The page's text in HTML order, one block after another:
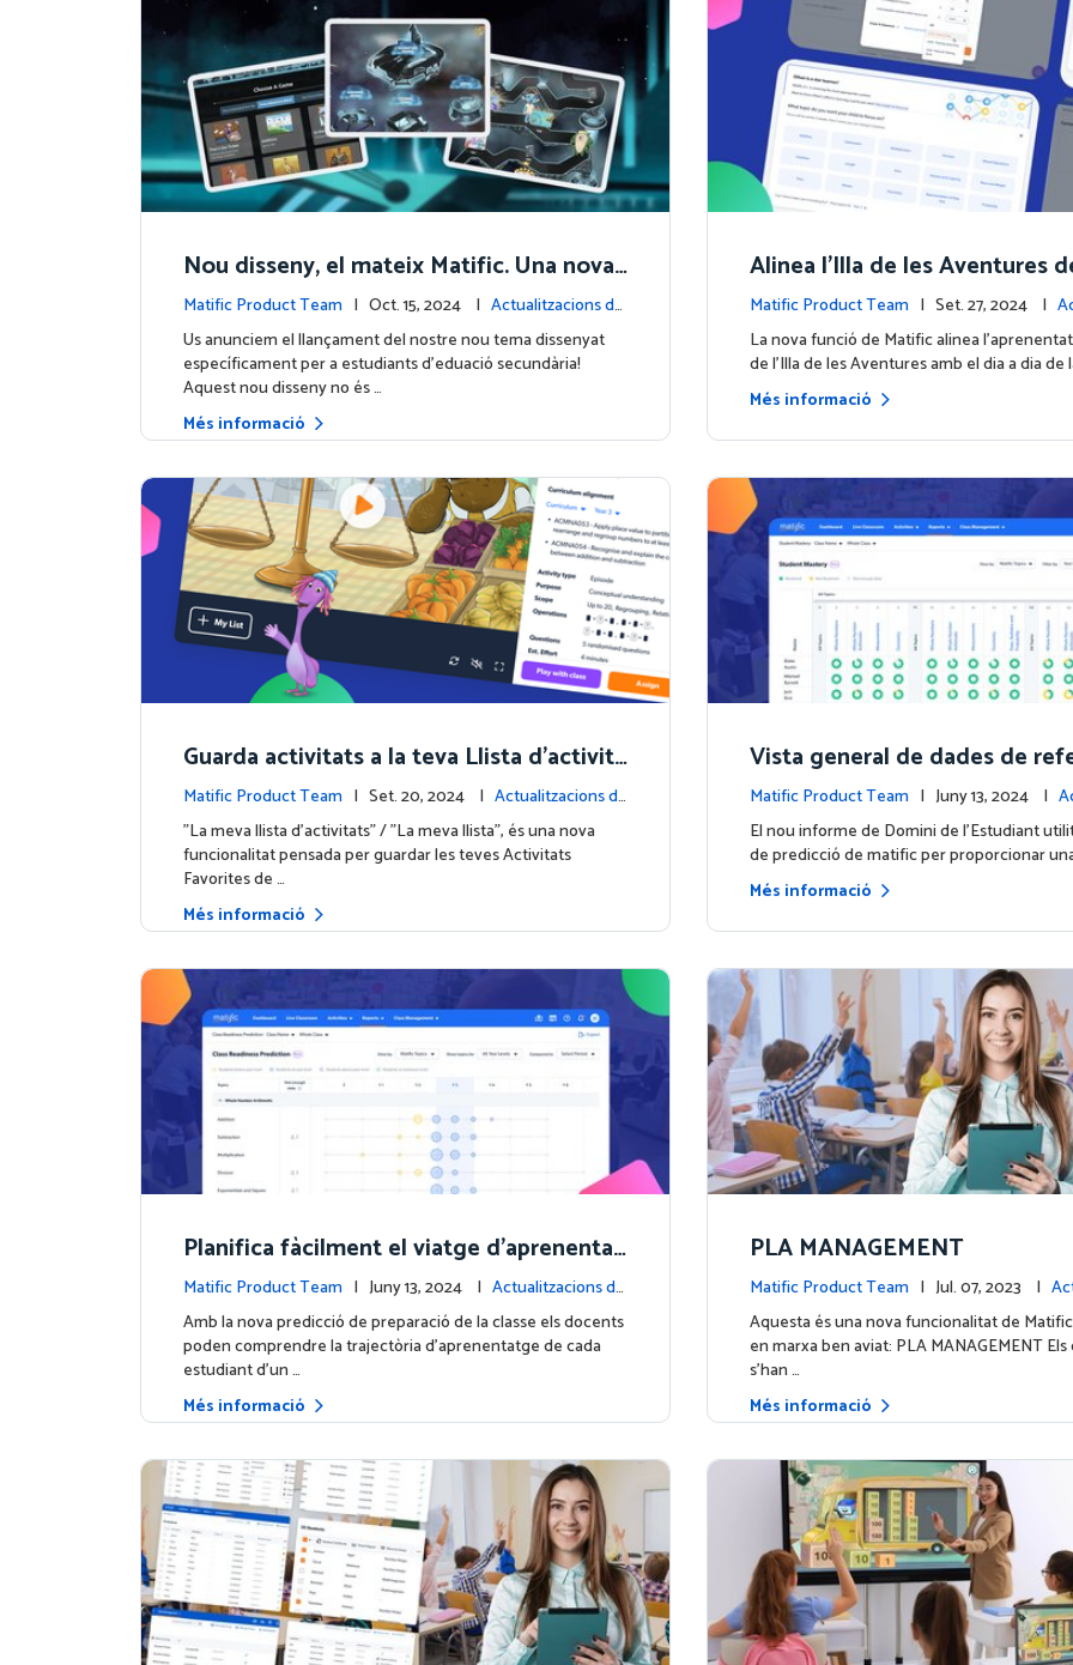
Nou disseny, el mateix Matific. Una nova
aventura galàctica d'aprenentatge!
Matific Product Team | Oct. 15, 2024 | Actualitzacions de
la plataforma
Us anunciem el llançament del nostre nou tema dissenyat
específicament per a estudiants d'eduació secundària!
Aquest nou disseny no és …
Més informació
Alinea l'Illa de les Aventures
mb les teves sessions de
Matific Product Team | Set. 27, 2024 |
la plataforma
La nova funció de Matific alinea
de l'Illa de les Aventures amb el dia a dia de
Més informació
Guarda activitats a la teva Llista d'activita
ts
Matific Product Team | Set. 20, 2024 | Actualitzacions d
e la plataforma
"La meva llista d'activitats" / "La meva llista", és una nova
funcionalitat pensada per guardar les teves Activitats
Favorites de …
Més informació
Vista general de dades de
estudiants amb el nou
de l'Estudiant
Matific Product Team | Juny 13, 2024 |
la plataforma
El nou informe de Domini de l'Estudiant
de predicció de matific per proporcionar
Més informació
Planifica fàcilment el viatge d'aprenentat
ge de cada estudiant amb la nova predicc
ió de preparació de la classe
Matific Product Team | Juny 13, 2024 | Actualitzacions de
contingut
Amb la nova predicció de preparació de la classe els docents
poden comprendre la trajectòria d'aprenentatge de cada
estudiant d'un …
Més informació
PLA MANAGEMENT
Matific Product Team | Jul. 07, 2023 |
a plataforma
Aquesta és una nova funcionalitat de
en marxa ben aviat: PLA MANAGEMENT
s'han …
Més informació